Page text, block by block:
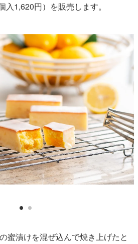
1,620円）を販売します。
蜜漬けを混ぜ込んで焼き上げたと